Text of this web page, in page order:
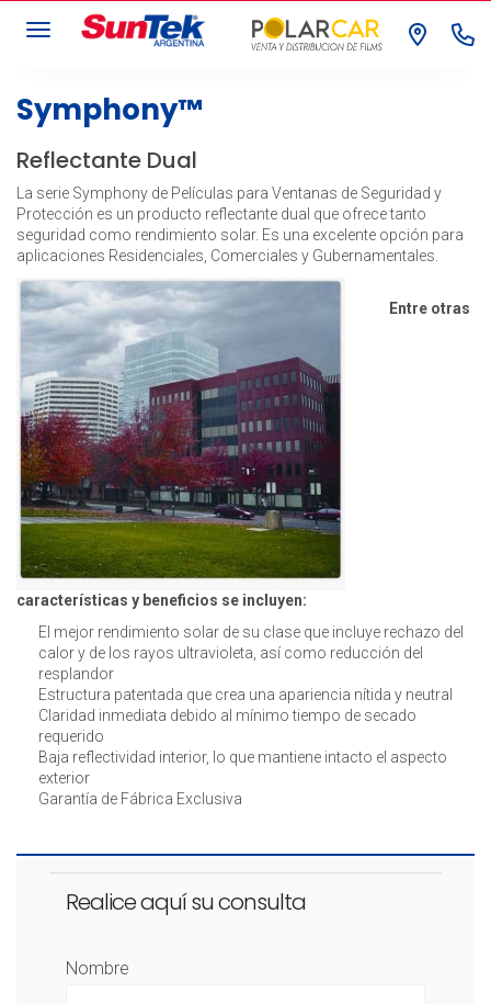
Toggle navigation
Symphony™
Reflectante Dual
La serie Symphony de Películas para Ventanas de Seguridad y
Protección es un producto reflectante dual que ofrece tanto
seguridad como rendimiento solar. Es una excelente opción para
aplicaciones Residenciales, Comerciales y Gubernamentales.
Entre otras
características y beneficios se incluyen:
El mejor rendimiento solar de su clase que incluye rechazo del
calor y de los rayos ultravioleta, así como reducción del
resplandor
Estructura patentada que crea una apariencia nítida y neutral
Claridad inmediata debido al mínimo tiempo de secado
requerido
Baja reflectividad interior, lo que mantiene intacto el aspecto
exterior
Garantía de Fábrica Exclusiva
Realice aquí su consulta
Nombre